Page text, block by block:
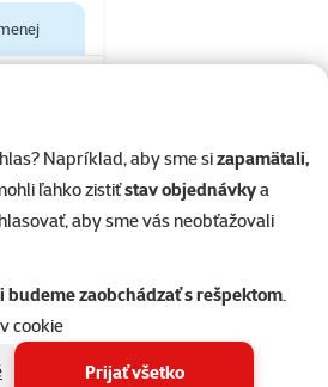
Napríklad, aby sme sizapamätali,
ľahko zistiťstav objednávkya
aby sme vás neobťažovali
budeme zaobchádzať s rešpektom.
cookie
Prijať všetko
vanička
with
320 g
0%
€